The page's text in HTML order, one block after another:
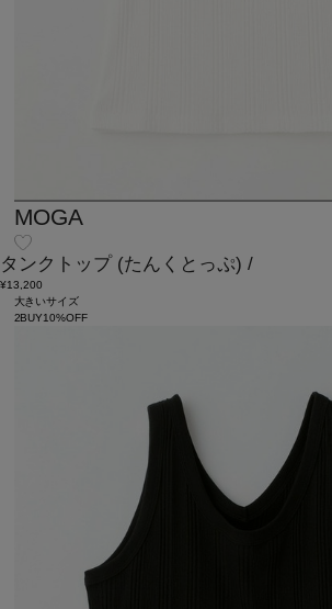
MOGA
タンクトップ (たんくとっぷ) /
¥13,200
大きいサイズ
2BUY10%OFF